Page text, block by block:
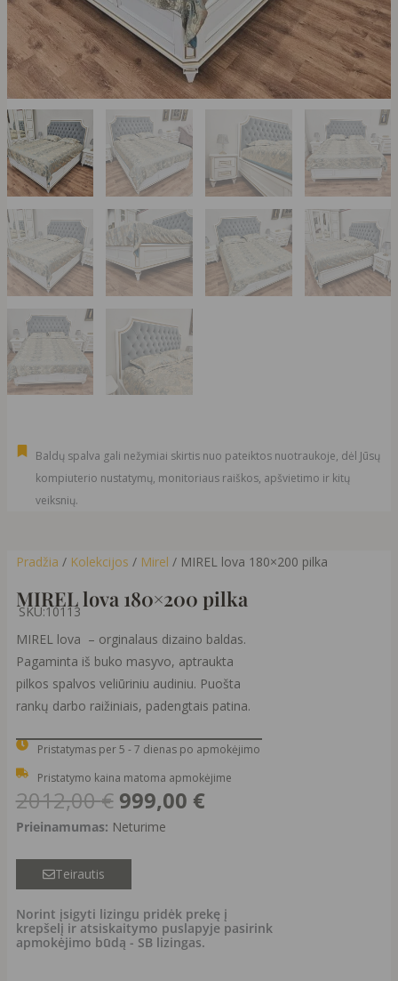
Baldų spalva gali nežymiai skirtis nuo pateiktos nuotraukoje, dėl Jūsų
kompiuterio nustatymų, monitoriaus raiškos, apšvietimo ir kitų
veiksnių.
Pradžia / Kolekcijos / Mirel / MIREL lova 180×200 pilka
MIREL lova 180×200 pilka
SKU:10113
MIREL lova – orginalaus dizaino baldas.
Pagaminta iš buko masyvo, aptraukta
pilkos spalvos veliūriniu audiniu. Puošta
rankų darbo raižiniais, padengtais patina.
Pristatymas per 5 - 7 dienas po apmokėjimo
Pristatymo kaina matoma apmokėjime
2012,00€ Original
price
2012,00 €.
999,00 €Current
Prieinamumas: Neturime
Teirautis
Norint įsigyti lizingu pridėk prekę į
krepšelį ir atsiskaitymo puslapyje pasirink
apmokėjimo būdą - SB lizingas.